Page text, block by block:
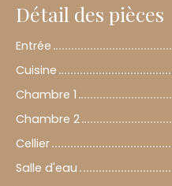
Détail des pièces
Entrée
Cuisine
Chambre 1
Chambre 2
Cellier
Salle d'eau